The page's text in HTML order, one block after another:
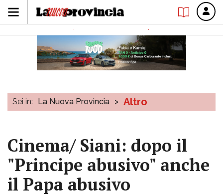
Sei in: La Nuova Provincia > Altro
Cinema/ Siani: dopo il
"Principe abusivo" anche
il Papa abusivo